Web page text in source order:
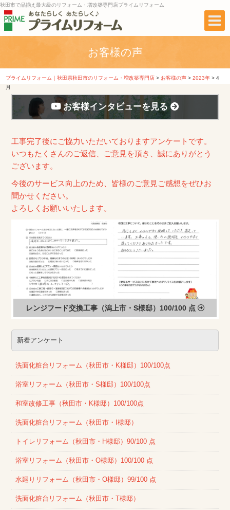
秋田市で品揃え最大級のリフォーム・増改築専門店プライムリフォーム
お客様の声
プライムリフォーム｜秋田県秋田市のリフォーム・増改築専門店 > お客様の声 >2023年 >4
月
お客様インタビューを見る
工事完了後にご協力いただいておりますアンケートです。
いつもたくさんのご返信、ご意見を頂き、誠にありがとう
ございます。
今後のサービス向上のため、皆様のご意見ご感想をぜひお
聞かせください。
よろしくお願いいたします。
レンジフード交換工事（潟上市・S様邸）100/100 点
新着アンケート
洗面化粧台リフォーム（秋田市・K様邸）100/100点
浴室リフォーム（秋田市・S様邸）100/100点
和室改修工事（秋田市・K様邸）100/100点
洗面化粧台リフォーム（秋田市・I様邸）
トイレリフォーム（秋田市・H様邸）90/100 点
浴室リフォーム（秋田市・O様邸）100/100 点
水廻りリフォーム（秋田市・O様邸）99/100 点
洗面化粧台リフォーム（秋田市・T様邸）